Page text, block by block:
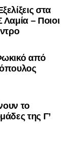
στα
– Ποιοι
από
το
της Γ’